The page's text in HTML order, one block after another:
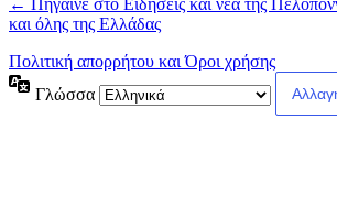
← Πήγαινε στο Ειδήσεις και νέα της
και όλης της Ελλάδας
Πολιτική απορρήτου και Όροι χρήσης
Γλώσσα